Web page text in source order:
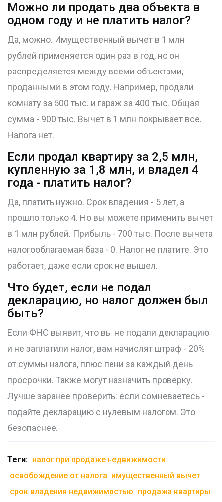
Можно ли продать два объекта в
одном году и не платить налог?
Да, можно. Имущественный вычет в 1 млн
рублей применяется один раз в год, но он
распределяется между всеми объектами,
проданными в этом году. Например, продали
комнату за 500 тыс. и гараж за 400 тыс. Общая
сумма - 900 тыс. Вычет в 1 млн покрывает все.
Налога нет.
Если продал квартиру за 2,5 млн,
купленную за 1,8 млн, и владел 4
года - платить налог?
Да, платить нужно. Срок владения - 5 лет, а
прошло только 4. Но вы можете применить вычет
в 1 млн рублей. Прибыль - 700 тыс. После вычета
налогооблагаемая база - 0. Налог не платите. Это
работает, даже если срок не вышел.
Что будет, если не подал
декларацию, но налог должен был
быть?
Если ФНС выявит, что вы не подали декларацию
и не заплатили налог, вам начислят штраф - 20%
от суммы налога, плюс пени за каждый день
просрочки. Также могут назначить проверку.
Лучше заранее проверить: если сомневаетесь -
подайте декларацию с нулевым налогом. Это
безопаснее.
Теги: налог при продаже недвижимости
освобождение от налога имущественный вычет
срок владения недвижимостью продажа квартиры